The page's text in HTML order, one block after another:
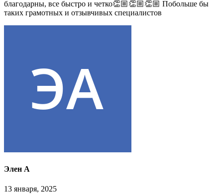
благодарны, все быстро и четко👏🏼👏🏼👏🏼 Побольше бы
таких грамотных и отзывчивых специалистов
Элен А
13 января, 2025